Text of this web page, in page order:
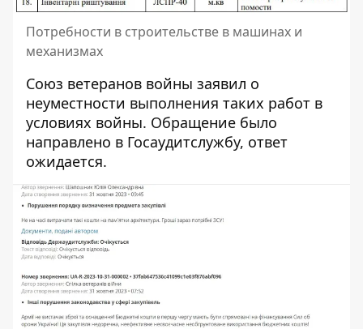
Потребности в строительстве в машинах и
механизмах
Союз ветеранов войны заявил о
неуместности выполнения таких работ в
условиях войны. Обращение было
направлено в Госаудитслужбу, ответ
ожидается.